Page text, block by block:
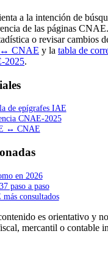
a la intención de
de las páginas
o revisar cambios
↔ CNAE y la tabla de
2025.
de epígrafes IAE
CNAE-2025
↔ CNAE
en 2026
paso a paso
consultados
es orientativo y
mercantil o contable